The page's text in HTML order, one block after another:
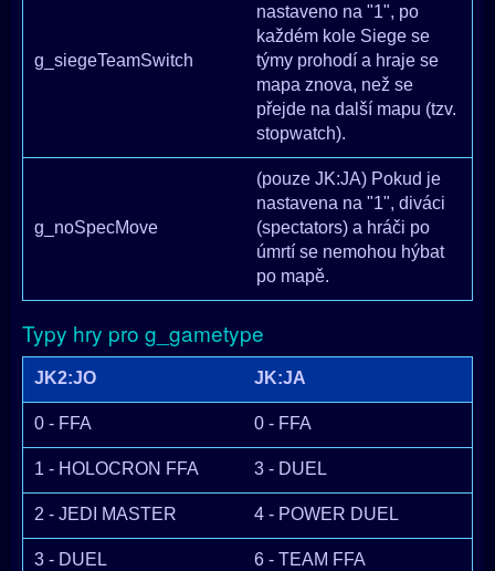
g_siegeTeamSwitch
nastaveno na "1", po
každém kole Siege se
týmy prohodí a hraje se
mapa znova, než se
přejde na další mapu (tzv.
stopwatch).
g_noSpecMove
(pouze JK:JA) Pokud je
nastavena na "1", diváci
(spectators) a hráči po
úmrtí se nemohou hýbat
po mapě.
Typy hry pro g_gametype
JK2:JO JK:JA
0 - FFA 0 - FFA
1 - HOLOCRON FFA 3 - DUEL
2 - JEDI MASTER 4 - POWER DUEL
3 - DUEL 6 - TEAM FFA